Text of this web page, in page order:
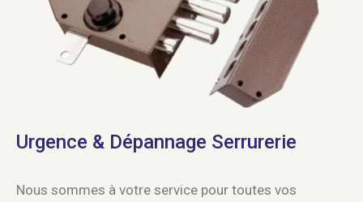
Urgence & Dépannage Serrurerie
Nous sommes à votre service pour toutes vos